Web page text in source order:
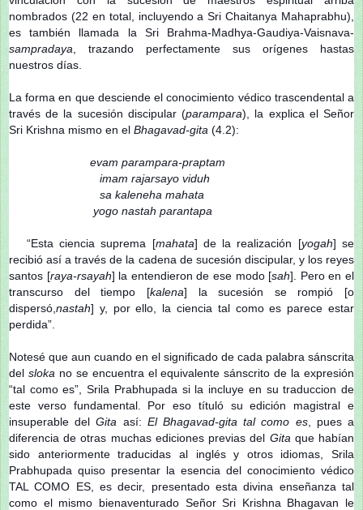
nombrados (22 en total, incluyendo a Sri Chaitanya Mahaprabhu),
es también llamada la Sri Brahma-Madhya-Gaudiya-Vaisnava-
sampradaya , trazando perfectamente sus orígenes hastas
nuestros días.
La forma en que desciende el conocimiento védico trascendental a
través de la sucesión discipular (parampara), la explica el Señor
Sri Krishna mismo en el Bhagavad-gita (4.2):
evam parampara-praptam
imam rajarsayo viduh
sa kaleneha mahata
yogo nastah parantapa
“Esta ciencia suprema [mahata] de la realización [yogah] se
recibió así a través de la cadena de sucesión discipular, y los reyes
santos [raya-rsayah] la entendieron de ese modo [sah]. Pero en el
transcurso del tiempo [kalena] la sucesión se rompió [o
dispersó, nastah] y, por ello, la ciencia tal como es parece estar
perdida”.
Notesé que aun cuando en el significado de cada palabra sánscrita
del sloka no se encuentra el equivalente sánscrito de la expresión
“tal como es”, Srila Prabhupada si la incluye en su traduccion de
este verso fundamental. Por eso títuló su edición magistral e
insuperable delGita así: El Bhagavad-gita tal como es, pues a
diferencia de otras muchas ediciones previas del Gita que habían
sido anteriormente traducidas al inglés y otros idiomas, Srila
Prabhupada quiso presentar la esencia del conocimiento védico
TAL COMO ES, es decir, presentado esta divina enseñanza tal
como el mismo bienaventurado Señor Sri Krishna Bhagavan le